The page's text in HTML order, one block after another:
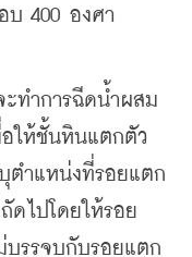
บ 400 องศา
ทำการฉีดน้ำผสม
อให้ชั้นหินแตกตัว
ตำแหน่งที่รอยแตก
ดไปโดยให้รอย
บรรจบกับรอยแตก